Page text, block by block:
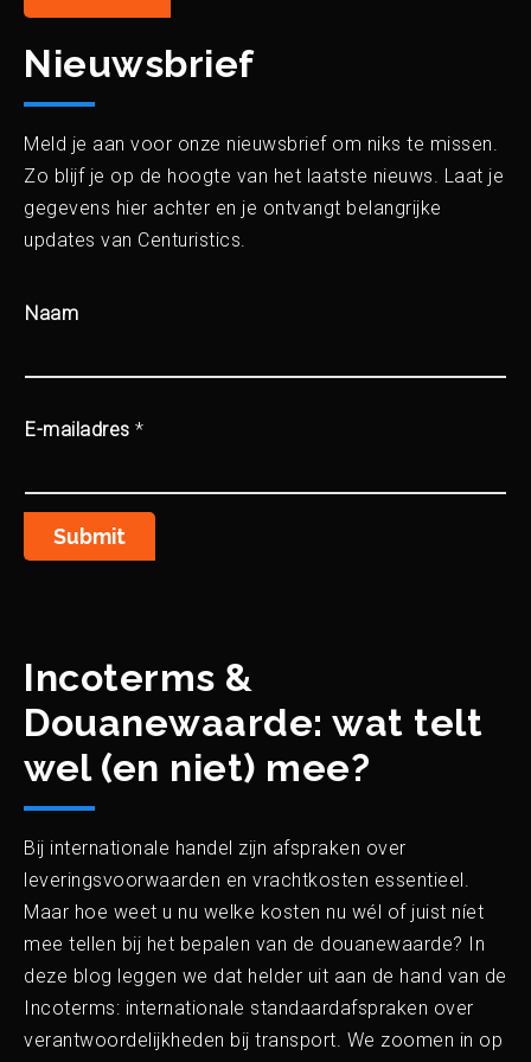
Nieuwsbrief
Meld je aan voor onze nieuwsbrief om niks te missen.
Zo blijf je op de hoogte van het laatste nieuws. Laat je
gegevens hier achter en je ontvangt belangrijke
updates van Centuristics.
Naam
E-mailadres *
Submit
Incoterms &
Douanewaarde: wat telt
wel (en niet) mee?
Bij internationale handel zijn afspraken over
leveringsvoorwaarden en vrachtkosten essentieel.
Maar hoe weet u nu welke kosten nu wél of juist níet
mee tellen bij het bepalen van de douanewaarde? In
deze blog leggen we dat helder uit aan de hand van de
Incoterms: internationale standaardafspraken over
verantwoordelijkheden bij transport. We zoomen in op